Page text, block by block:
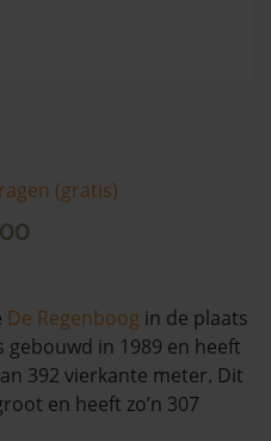
(gratis)
De Regenboog in de plaats
gebouwd in 1989 en heeft
392 vierkante meter. Dit
en heeft zo’n 307